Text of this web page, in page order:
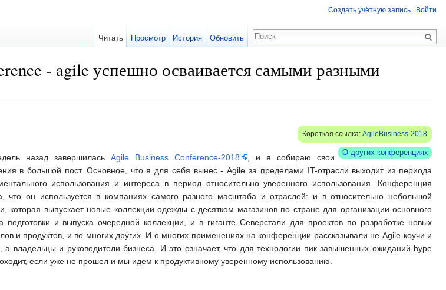
- agile успешно осваивается самыми разными
Короткая ссылка: AgileBusiness-2018
О других конференциях
назад завершилась Agile Business Conference-2018
, и я собираю свои
в большой пост. Основное, что я для себя вынес - Agile за пределами IT-отрасли выходит из периода
использования и интереса в период относительно уверенного использования. Конференция
что он используется в компаниях самого разного масштаба и отраслей: и в относительно небольшой
которая выпускает новые коллекции одежды с десятком магазинов по стране для организации основного
подготовки и выпуска очередной коллекции, и в гиганте Северстали для проектов по разработке новых
и продуктов, и во многих других. И о многих применениях на конференции рассказывали не Agile-коучи и
а владельцы и руководители бизнеса. И это означает, что для технологии пик завышенных ожиданий hype
если уже не прошел и мы идем к продуктивному уверенному использованию.
Создать учётную запись Войти
Читать Просмотр История Обновить